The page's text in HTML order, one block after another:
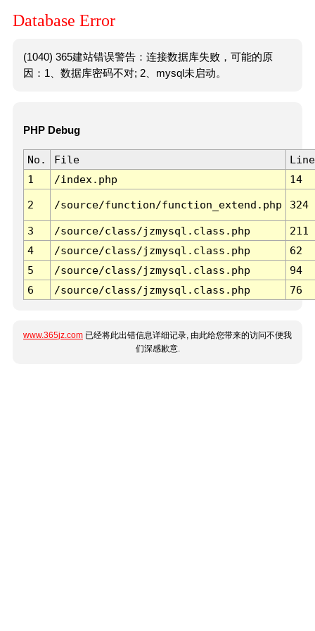
Database Error
(1040) 365建站错误警告：连接数据库失败，可能的原
因：1、数据库密码不对; 2、mysql未启动。
PHP Debug
No. File
Line
1
/index.php 14
2 /source/function/function_extend.php 324
3 /source/class/jzmysql.class.php
211
4
/source/class/jzmysql.class.php
62
5
/source/class/jzmysql.class.php
94
6
/source/class/jzmysql.class.php 76
www.365jz.com 已经将此出错信息详细记录, 由此给您带来的访问不便我
们深感歉意.